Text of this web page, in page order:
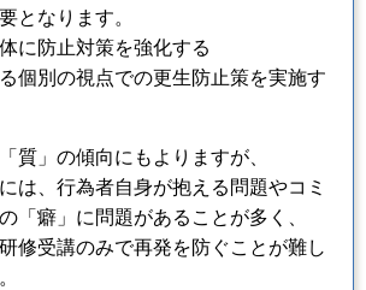
となります。
に防止対策を強化する
個別の視点での更生防止策を実施す
質」の傾向にもよりますが、
は、行為者自身が抱える問題やコミ
「癖」に問題があることが多く、
修受講のみで再発を防ぐことが難し